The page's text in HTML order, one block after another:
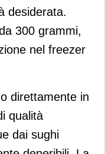
desiderata.
300 grammi,
nel freezer
direttamente in
qualità
dai sughi